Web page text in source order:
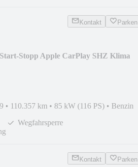
Kontakt Parken
Stopp Apple CarPlay SHZ Klima
• 110.357 km • 85 kW (116 PS) • Benzin
Wegfahrsperre
Kontakt Parken